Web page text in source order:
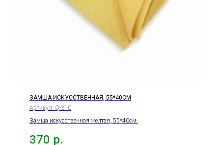
ЗАМША ИСКУССТВЕННАЯ, 55*40СМ
Артикул: Q-310
Замша искусственная желтая, 55*40см.
370 р.